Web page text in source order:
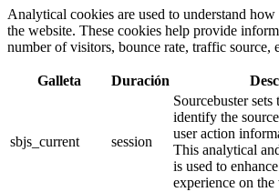
Analytical cookies are used to understand
the website. These cookies help provide
number of visitors, bounce rate, traffic source,
Galleta Duración
sbjs_current session
Sourcebuster
identify the
user action
This analytical
is used to
experience on the